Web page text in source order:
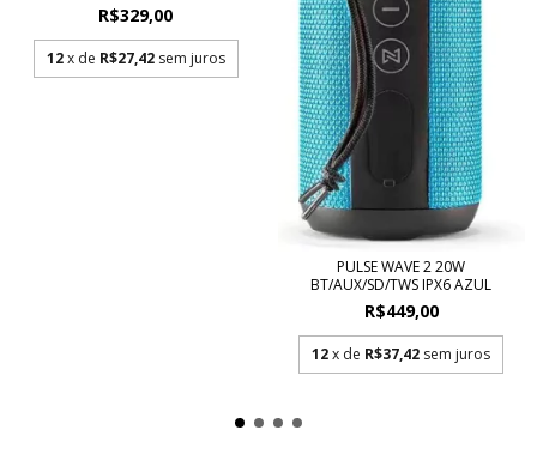
R$329,00
12x de R$27,42 sem juros
PULSE WAVE 2 20W
BT/AUX/SD/TWS IPX6 AZUL
R$449,00
12x de R$37,42 sem juros